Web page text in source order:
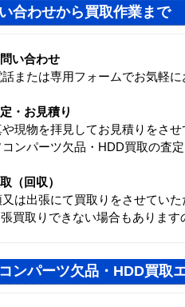
合わせから買取作業まで
い合わせ
話または専用フォームでお気軽に
・お見積り
現物を拝見してお見積りをさせ
ンパーツ欠品・HDD買取の査
（回収）
又は出張にて買取りをさせていた
買取りできない場合もあります
ンパーツ欠品・HDD買取